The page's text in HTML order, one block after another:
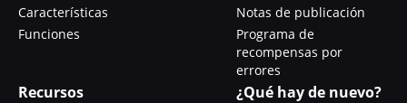
Características
Funciones
Notas de publicación
Programa de
recompensas por
errores
Recursos ¿Qué hay de nuevo?